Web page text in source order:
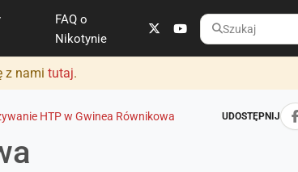
FAQ o
Nikotynie
Szukaj
z nami tutaj.
HTP w Gwinea Równikowa UDOSTĘPNIJ